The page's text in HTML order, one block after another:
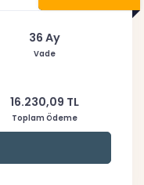
36 Ay
Vade
16.230,09 TL
Toplam Ödeme